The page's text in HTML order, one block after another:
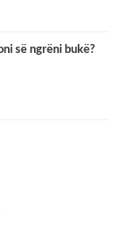
së ngrëni bukë?